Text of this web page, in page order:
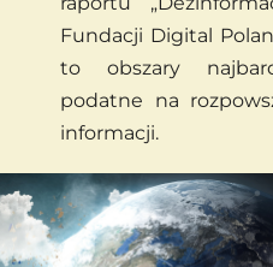
Fundacji Digital
to obszary
podatne na
informacji.